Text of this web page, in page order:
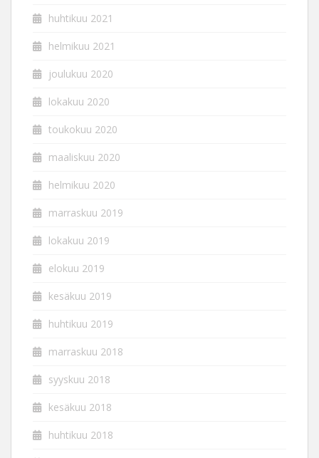
huhtikuu 2021
helmikuu 2021
joulukuu 2020
lokakuu 2020
toukokuu 2020
maaliskuu 2020
helmikuu 2020
marraskuu 2019
lokakuu 2019
elokuu 2019
kesäkuu 2019
huhtikuu 2019
marraskuu 2018
syyskuu 2018
kesäkuu 2018
huhtikuu 2018